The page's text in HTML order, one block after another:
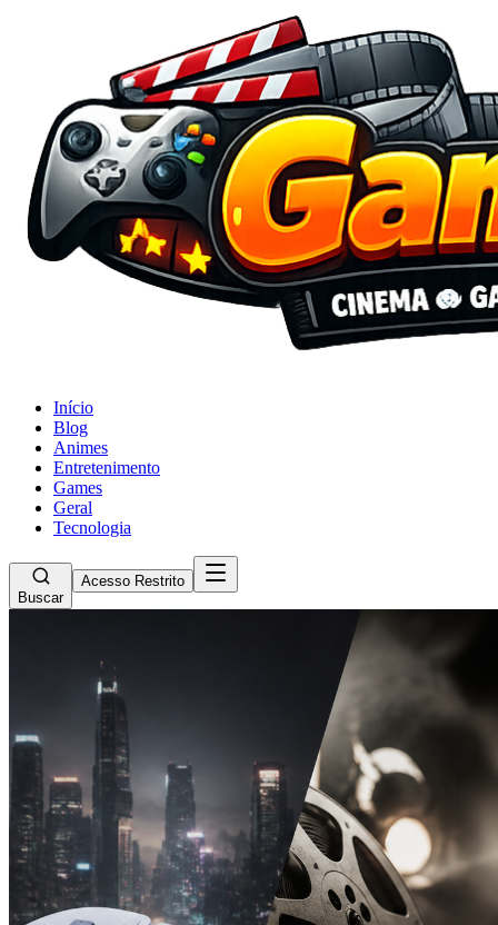
Início
Blog
Animes
Entretenimento
Games
Geral
Tecnologia
Buscar
Acesso Restrito